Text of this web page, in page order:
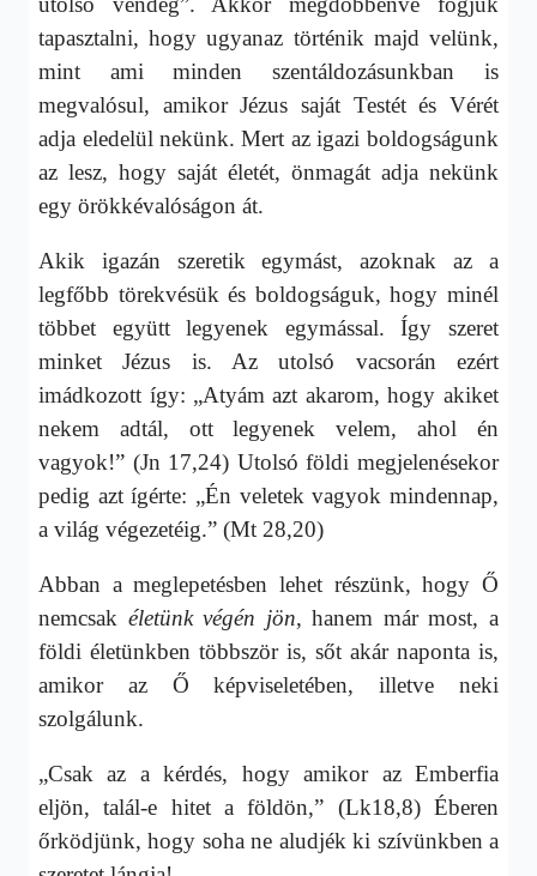
tapasztalni, hogy ugyanaz történik majd velünk,
mint ami minden szentáldozásunkban is
megvalósul, amikor Jézus saját Testét és Vérét
adja eledelül nekünk. Mert az igazi boldogságunk
az lesz, hogy saját életét, önmagát adja nekünk
egy örökkévalóságon át.
Akik igazán szeretik egymást, azoknak az a
legfőbb törekvésük és boldogságuk, hogy minél
többet együtt legyenek egymással. Így szeret
minket Jézus is. Az utolsó vacsorán ezért
imádkozott így: „Atyám azt akarom, hogy akiket
nekem adtál, ott legyenek velem, ahol én
vagyok!” (Jn 17,24) Utolsó földi megjelenésekor
pedig azt ígérte: „Én veletek vagyok mindennap,
a világ végezetéig.” (Mt 28,20)
Abban a meglepetésben lehet részünk, hogy Ő
nemcsak életünk végén jön, hanem már most, a
földi életünkben többször is, sőt akár naponta is,
amikor az Ő képviseletében, illetve neki
szolgálunk.
„Csak az a kérdés, hogy amikor az Emberfia
eljön, talál-e hitet a földön,” (Lk18,8) Éberen
őrködjünk, hogy soha ne aludjék ki szívünkben a